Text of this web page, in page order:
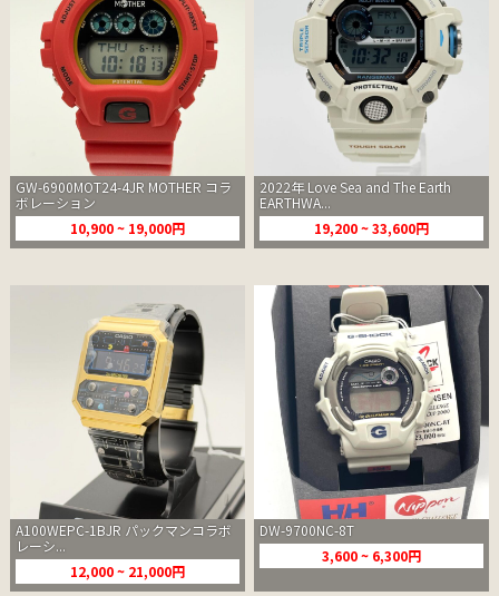
GW-6900MOT24-4JR MOTHER コラ
ボレーション
10,900 ~ 19,000円
2022年 Love Sea and The Earth
EARTHWA...
19,200 ~ 33,600円
A100WEPC-1BJR パックマンコラボ
レーシ...
12,000 ~ 21,000円
DW-9700NC-8T
3,600 ~ 6,300円